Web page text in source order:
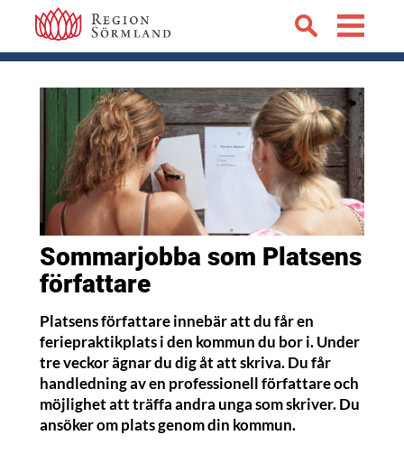
Sommarjobba som Platsens
författare
Platsens författare innebär att du får en
feriepraktikplats i den kommun du bor i. Under
tre veckor ägnar du dig åt att skriva. Du får
handledning av en professionell författare och
möjlighet att träffa andra unga som skriver. Du
ansöker om plats genom din kommun.